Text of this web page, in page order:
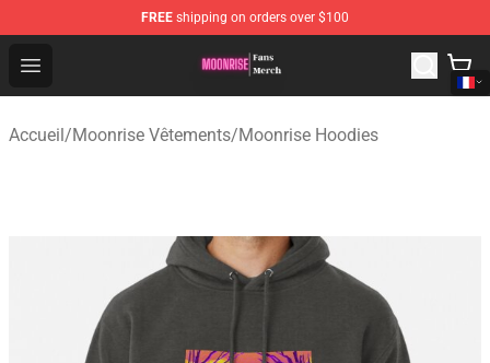
FREE shipping on orders over $100
Open menu
Moonrise Store - Official Moonrise Merchandise Shop
Accueil/Moonrise Vêtements/Moonrise Hoodies